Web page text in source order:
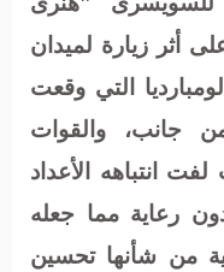
أثر زيارة لميدان
التي وقعت
جانب، والقوات
انتباهه الأعداد
رعاية مما جعله
من شأنها تحسين